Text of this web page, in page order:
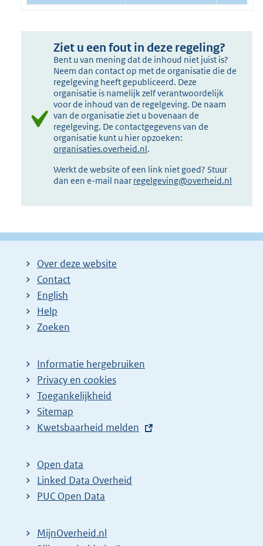
Ziet u een fout in deze regeling?
Bent u van mening dat de inhoud niet juist is?
Neem dan contact op met de organisatie die de
regelgeving heeft gepubliceerd. Deze
organisatie is namelijk zelf verantwoordelijk
voor de inhoud van de regelgeving. De naam
van de organisatie ziet u bovenaan de
regelgeving. De contactgegevens van de
organisatie kunt u hier opzoeken:
organisaties.overheid.nl.
Werkt de website of een link niet goed? Stuur
dan een e-mail naar regelgeving@overheid.nl
Over deze website
Contact
English
Help
Zoeken
Informatie hergebruiken
Privacy en cookies
Toegankelijkheid
Sitemap
E
t
e
r
l
Kwetsbaarheid melden
Open data
Linked Data Overheid
PUC Open Data
MijnOverheid.nl